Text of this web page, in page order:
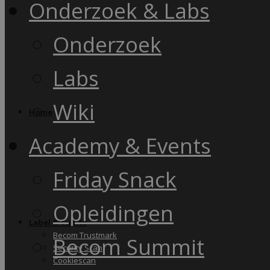
Label & audits
Becom Trustmark
Security Scan
Cookiescan
Onderzoek & Labs
Onderzoek
Labs
Wiki
Academy & Events
Friday Snack
Opleidingen
Becom Summit